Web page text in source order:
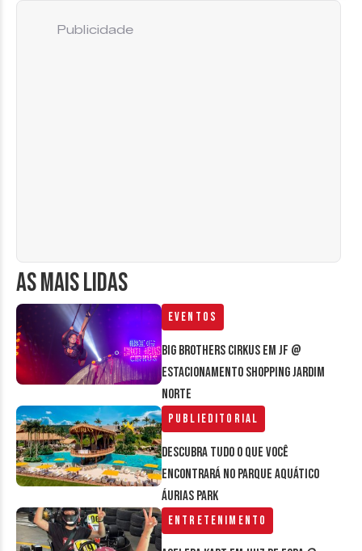
AS MAIS LIDAS
Eventos
Big Brothers Cirkus em JF @
estacionamento Shopping Jardim
Norte
Publieditorial
Descubra tudo o que você
encontrará no parque aquático
Áurias Park
Entretenimento
Publicidade